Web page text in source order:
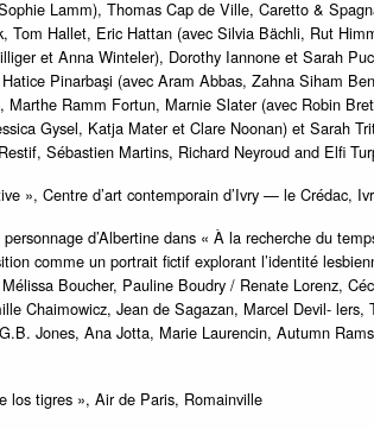
Lamm), Thomas Cap de Ville, Caretto &
Tom Hallet, Eric Hattan (avec Silvia Bächli, Rut
et Anna Winteler), Dorothy Iannone et Sarah
Pinarbaşi (avec Aram Abbas, Zahna Siham
Marthe Ramm Fortun, Marnie Slater (avec Robin
Gysel, Katja Mater et Clare Noonan) et Sarah
Sébastien Martins, Richard Neyroud and Elfi
», Centre d’art contemporain d’Ivry — le Crédac,
personnage d’Albertine dans « À la recherche du
comme un portrait fictif explorant l’identité
Boucher, Pauline Boudry / Renate Lorenz,
Chaimowicz, Jean de Sagazan, Marcel Devil- lers,
Jones, Ana Jotta, Marie Laurencin, Autumn
los tigres », Air de Paris, Romainville